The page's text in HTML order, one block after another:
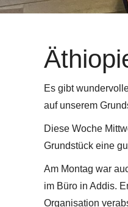
Es gibt
auf unserem
Diese Woche
Grundstück eine
Am Montag war
im Büro in Addis.
Organisation